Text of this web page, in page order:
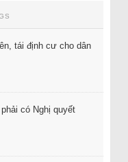
tái định cư cho dân
có Nghị quyết